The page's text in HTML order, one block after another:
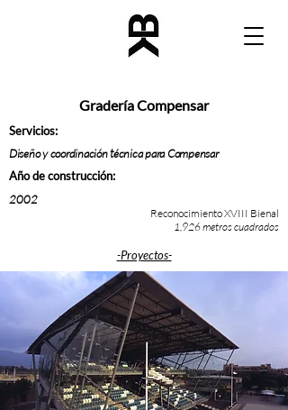
-Proyectos-
1,926 metros cuadrados
Año de construcción:
Servicios:
Gradería Compensar
Diseño y coordinación técnica para Compensar
2002
Reconocimiento XVIII Bienal